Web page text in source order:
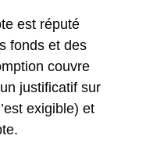
est réputé
fonds et des
couvre
justificatif sur
exigible) et